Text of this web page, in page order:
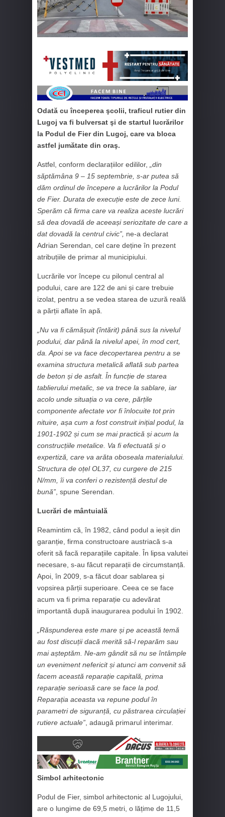
Odată cu începerea şcolii, traficul rutier din
Lugoj va fi bulversat şi de startul lucrărilor
la Podul de Fier din Lugoj, care va bloca
astfel jumătate din oraş.
Astfel, conform declarațiilor edililor, „din
săptămâna 9 – 15 septembrie, s-ar putea să
dăm ordinul de începere a lucrărilor la Podul
de Fier. Durata de execuție este de zece luni.
Sperăm că firma care va realiza aceste lucrări
să dea dovadă de aceeași seriozitate de care a
dat dovadă la centrul civic”, ne-a declarat
Adrian Serendan, cel care deține în prezent
atribuțiile de primar al municipiului.
Lucrările vor începe cu pilonul central al
podului, care are 122 de ani și care trebuie
izolat, pentru a se vedea starea de uzură reală
a părții aflate în apă.
„Nu va fi cămășuit (întărit) până sus la nivelul
podului, dar până la nivelul apei, în mod cert,
da. Apoi se va face decopertarea pentru a se
examina structura metalică aflată sub partea
de beton și de asfalt. În funcție de starea
tablierului metalic, se va trece la sablare, iar
acolo unde situația o va cere, părțile
componente afectate vor fi înlocuite tot prin
nituire, așa cum a fost construit inițial podul, la
1901-1902 și cum se mai practică și acum la
construcțiile metalice. Va fi efectuată și o
expertiză, care va arăta oboseala materialului.
Structura de oțel OL37, cu curgere de 215
N/mm, îi va conferi o rezistență destul de
bună”, spune Serendan.
Lucrări de mântuială
Reamintim că, în 1982, când podul a ieșit din
garanție, firma constructoare austriacă s-a
oferit să facă reparațiile capitale. În lipsa valutei
necesare, s-au făcut reparații de circumstanță.
Apoi, în 2009, s-a făcut doar sablarea și
vopsirea părții superioare. Ceea ce se face
acum va fi prima reparație cu adevărat
importantă după inaugurarea podului în 1902.
„Răspunderea este mare și pe această temă
au fost discuții dacă merită să-l reparăm sau
mai așteptăm. Ne-am gândit să nu se întâmple
un eveniment nefericit și atunci am convenit să
facem această reparație capitală, prima
reparație serioasă care se face la pod.
Reparația aceasta va repune podul în
parametri de siguranță, cu păstrarea circulației
rutiere actuale”, adaugă primarul interimar.
Simbol arhitectonic
Podul de Fier, simbol arhitectonic al Lugojului,
are o lungime de 69,5 metri, o lățime de 11,5